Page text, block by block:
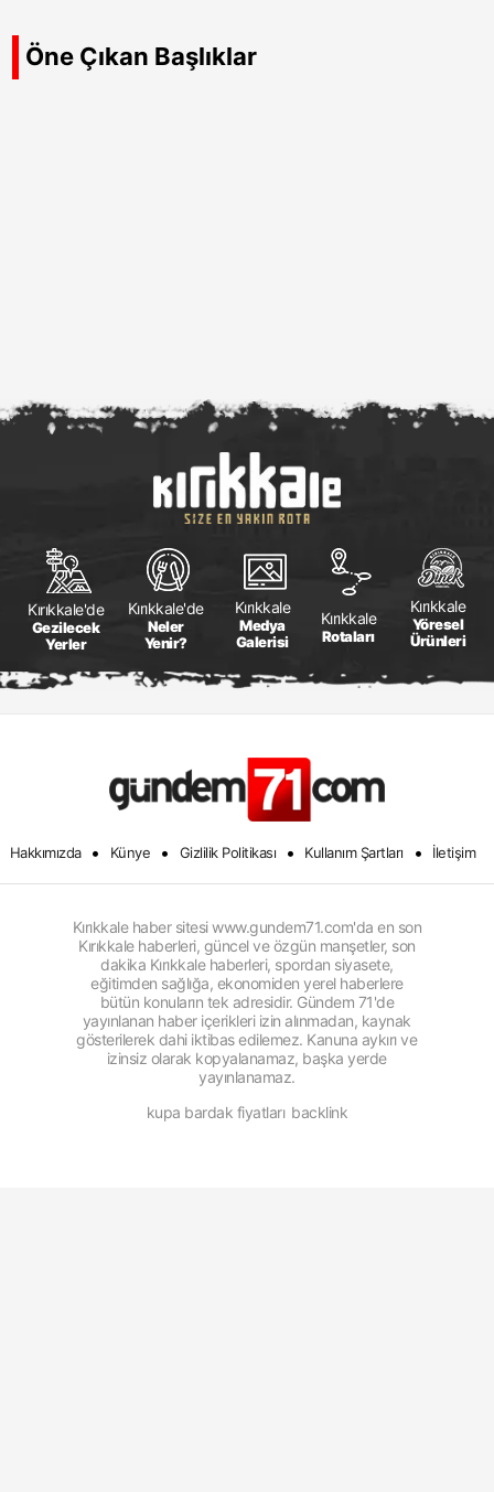
Öne Çıkan Başlıklar
Kırıkkale'de
Gezilecek
Yerler
Kırıkkale'de
Neler
Yenir?
Kırıkkale
Medya
Galerisi
Kırıkkale
Rotaları
Kırıkkale
Yöresel
Ürünleri
Hakkımızda • Künye • Gizlilik Politikası • Kullanım Şartları • İletişim
Kırıkkale haber sitesi www.gundem71.com'da en son
Kırıkkale haberleri, güncel ve özgün manşetler, son
dakika Kırıkkale haberleri, spordan siyasete,
eğitimden sağlığa, ekonomiden yerel haberlere
bütün konuların tek adresidir. Gündem 71'de
yayınlanan haber içerikleri izin alınmadan, kaynak
gösterilerek dahi iktibas edilemez. Kanuna aykırı ve
izinsiz olarak kopyalanamaz, başka yerde
yayınlanamaz.
kupa bardak fiyatları backlink